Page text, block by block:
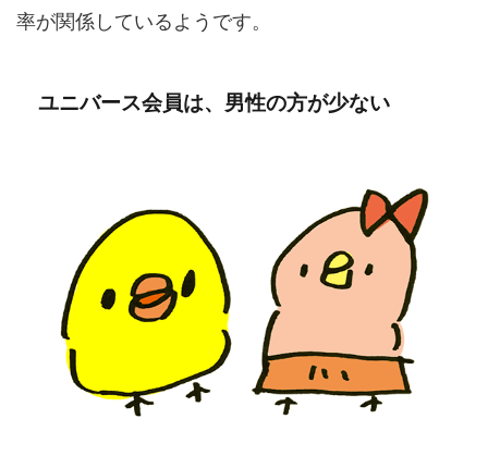
率が関係しているようです。
ユニバース会員は、男性の方が少ない